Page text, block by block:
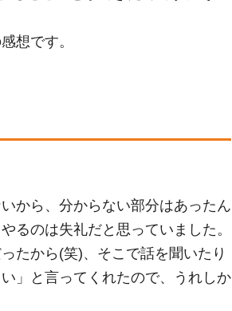
想です。
から、分からない部分はあったん
るのは失礼だと思っていました。
たから(笑)、そこで話を聞いたり
」と言ってくれたので、うれしか